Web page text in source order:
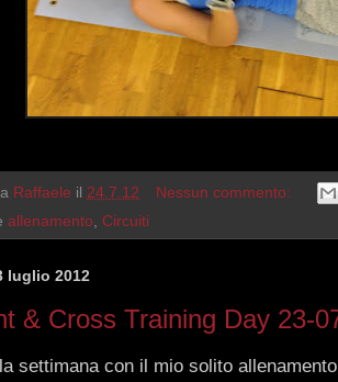
Raffaele il 24.7.12
Nessun commento:
allenamento, Circuiti
luglio 2012
& Cross Training Day 23-
settimana con il mio solito